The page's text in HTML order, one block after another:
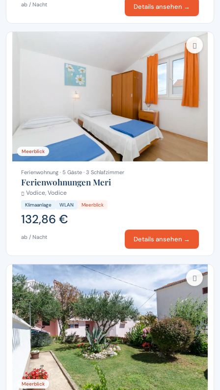
ab / Nacht Details ansehen →
Meerblick
Ferienwohnung · 5 Gäste · 3 Schlafzimmer
Ferienwohnungen Meri
Vodice, Vodice
Klimaanlage WLAN Meerblick
132,86 €
ab / Nacht Details ansehen →
Meerblick